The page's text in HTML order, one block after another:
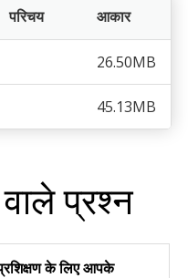
परिचय आकार
26.50MB
45.13MB
प्रश्न
के लिए आपके